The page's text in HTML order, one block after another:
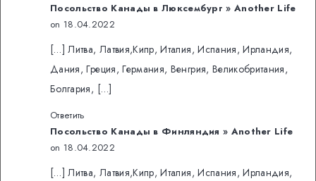
Посольство Канады в Люксембург » Another Life
on 18.04.2022
[…] Литва, Латвия,Кипр, Италия, Испания, Ирландия,
Дания, Греция, Германия, Венгрия, Великобритания,
Болгария, […]
Ответить
Посольство Канады в Финляндия » Another Life
on 18.04.2022
[…] Литва, Латвия,Кипр, Италия, Испания, Ирландия,